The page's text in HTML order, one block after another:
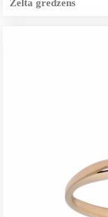
Zelta gredzens